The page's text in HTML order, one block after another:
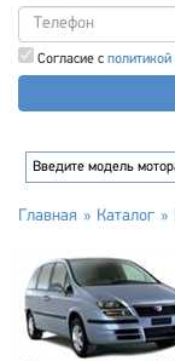
Согласие с
Главная Каталог